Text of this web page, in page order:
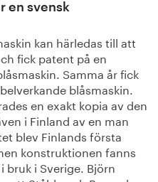
en svensk
kan härledas till att
fick patent på en
Samma år fick
blåsmaskin.
en exakt kopia av den
i Finland av en man
blev Finlands första
konstruktionen fanns
bruk i Sverige. Björn